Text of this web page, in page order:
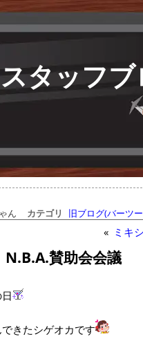
スタッフ
ん カテゴリ 旧ブログ(バーツ
« ミキ
賛助会会議
きたシゲオカです